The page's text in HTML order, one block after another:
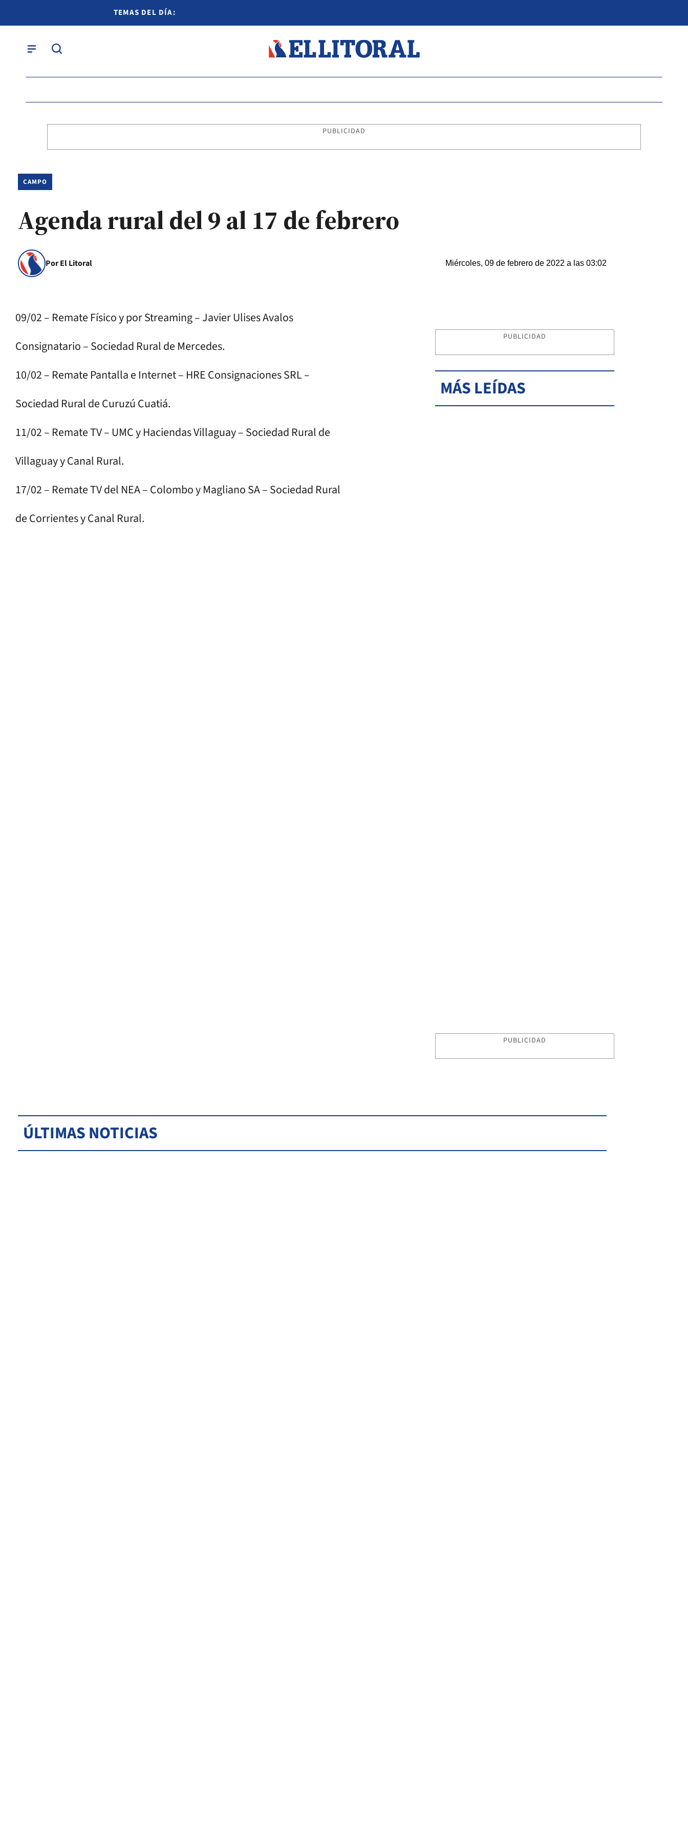
TEMAS DEL DÍA:
PUBLICIDAD
CAMPO
Agenda rural del 9 al 17 de febrero
Por El Litoral Miércoles, 09 de febrero de 2022 a las 03:02
09/02 – Remate Físico y por Streaming – Javier Ulises Avalos
Consignatario – Sociedad Rural de Mercedes.
10/02 – Remate Pantalla e Internet – HRE Consignaciones SRL –
Sociedad Rural de Curuzú Cuatiá.
11/02 – Remate TV – UMC y Haciendas Villaguay – Sociedad Rural de
Villaguay y Canal Rural.
17/02 – Remate TV del NEA – Colombo y Magliano SA – Sociedad Rural
de Corrientes y Canal Rural.
PUBLICIDAD
MÁS LEÍDAS
PUBLICIDAD
ÚLTIMAS NOTICIAS